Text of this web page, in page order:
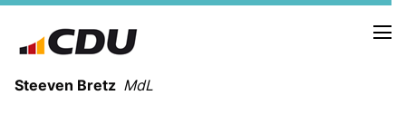
Steeven Bretz MdL